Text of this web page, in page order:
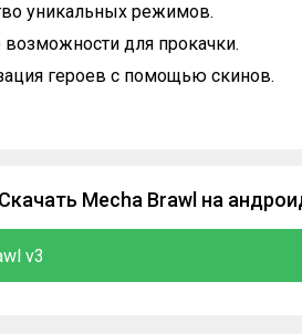
уникальных режимов.
для прокачки.
героев с помощью скинов.
Скачать Mecha Brawl на
v3